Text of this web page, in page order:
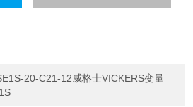
20-C21-12威格士VICKERS变量